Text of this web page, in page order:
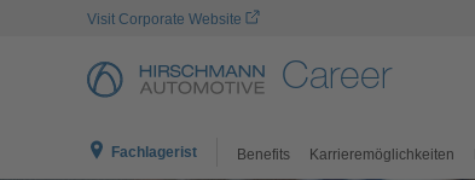
Visit Corporate Website
Career
Fachlagerist Benefits Karrieremöglichkeiten